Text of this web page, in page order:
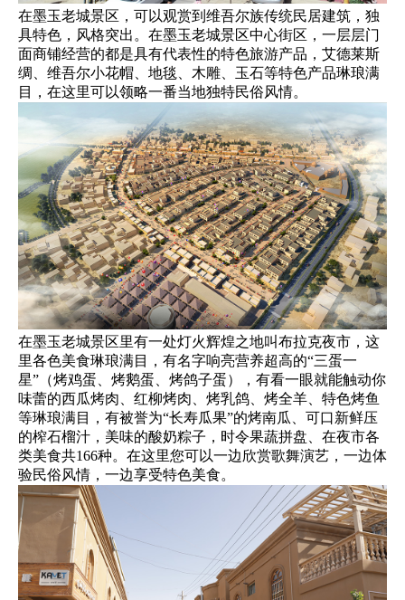
在墨玉老城景区，可以观赏到维吾尔族传统民居建筑，独
具特色，风格突出。在墨玉老城景区中心街区，一层层门
面商铺经营的都是具有代表性的特色旅游产品，艾德莱斯
绸、维吾尔小花帽、地毯、木雕、玉石等特色产品琳琅满
目，在这里可以领略一番当地独特民俗风情。
在墨玉老城景区里有一处灯火辉煌之地叫布拉克夜市，这
里各色美食琳琅满目，有名字响亮营养超高的“三蛋一
星”（烤鸡蛋、烤鹅蛋、烤鸽子蛋），有看一眼就能触动你
味蕾的西瓜烤肉、红柳烤肉、烤乳鸽、烤全羊、特色烤鱼
等琳琅满目，有被誉为“长寿瓜果”的烤南瓜、可口新鲜压
的榨石榴汁，美味的酸奶粽子，时令果蔬拼盘、在夜市各
类美食共166种。在这里您可以一边欣赏歌舞演艺，一边体
验民俗风情，一边享受特色美食。